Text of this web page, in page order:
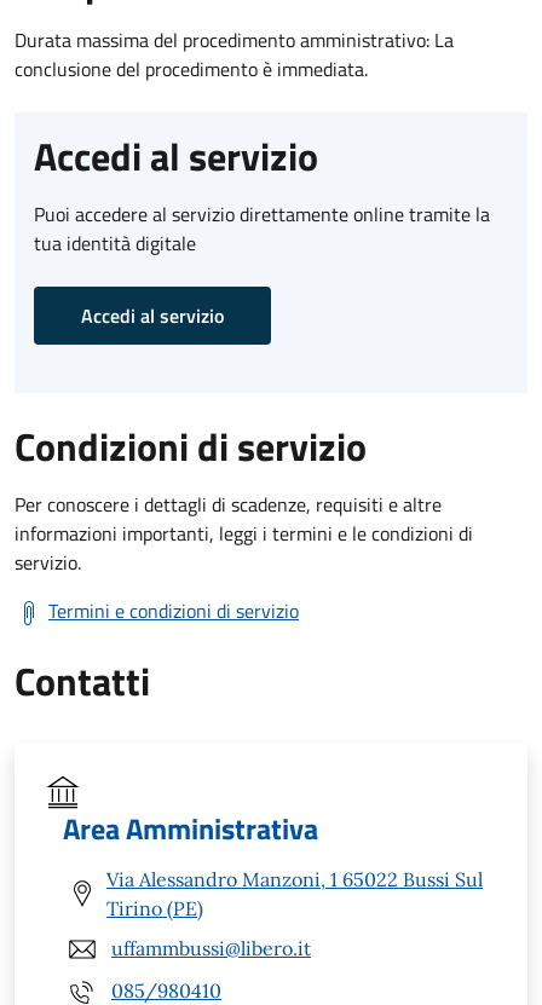
Durata massima del procedimento amministrativo: La
conclusione del procedimento è immediata.
Accedi al servizio
Puoi accedere al servizio direttamente online tramite la
tua identità digitale
Accedi al servizio
Condizioni di servizio
Per conoscere i dettagli di scadenze, requisiti e altre
informazioni importanti, leggi i termini e le condizioni di
servizio.
Termini e condizioni di servizio
Contatti
Area Amministrativa
Via Alessandro Manzoni, 1 65022 Bussi Sul
Tirino (PE)
uffammbussi@libero.it
085/980410